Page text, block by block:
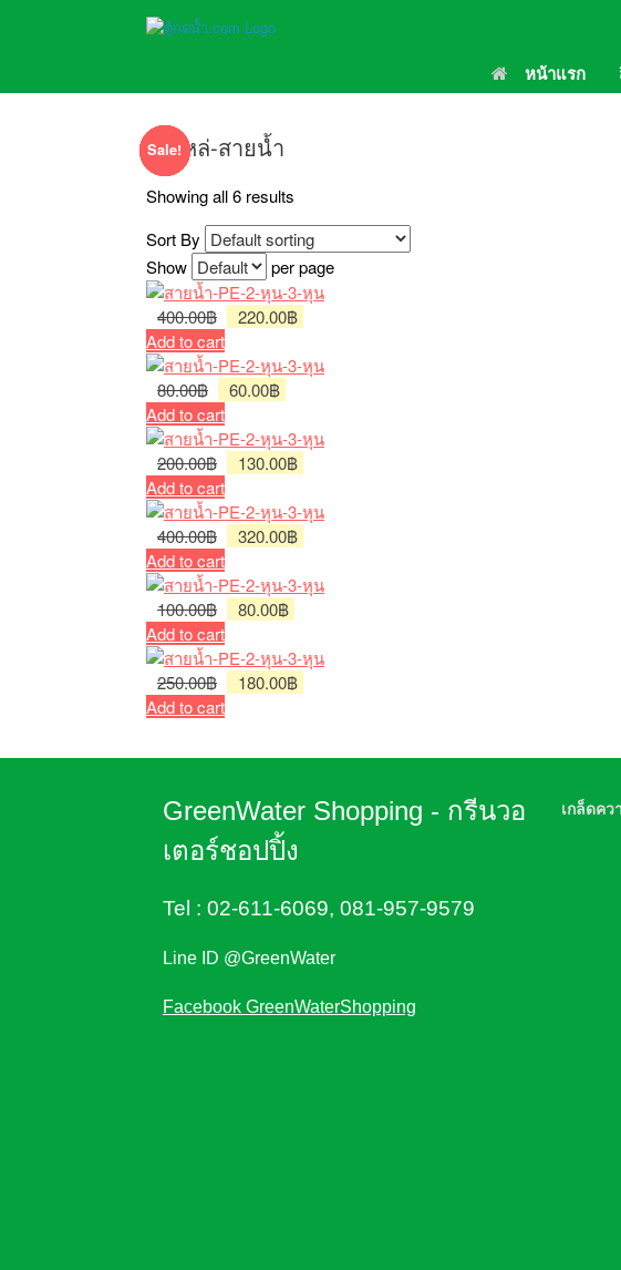
หน้าแรก
อะไหล่-สายน้ำ
Showing all 6 results
Sort By
Show
per page
Sale!
400.00฿
Original
was:
400.00฿.
220.00฿
is:
Add to cart
Sale!
80.00฿
Original
price
was:
80.00฿.
60.00฿
is:
60.00฿.
Add to cart
Sale!
200.00฿
Original
was:
200.00฿.
130.00฿
is:
Add to cart
Sale!
400.00฿
Original
was:
400.00฿.
320.00฿
is:
Add to cart
Sale!
100.00฿
Original
was:
100.00฿.
80.00฿
is:
80.00฿.
Add to cart
Sale!
250.00฿
Original
250.00฿.
180.00฿
180.00฿.
Add to cart
GreenWater Shopping - กรีนวอ
เตอร์ชอปปิ้ง
Tel : 02-611-6069, 081-957-9579
Line ID @GreenWater
Facebook GreenWaterShopping
เกล็ดคว